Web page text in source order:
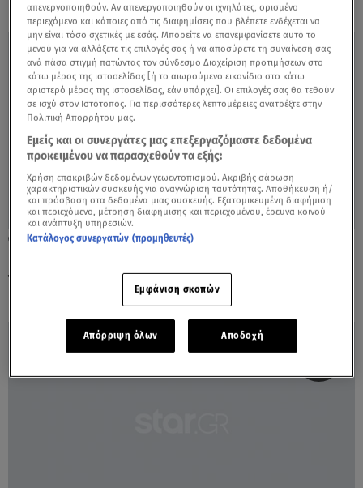
14.06.21, 07:26
του – «Δεν ξέρουμε γιατί κατέρρευσε»
απενεργοποιηθούν. Αν απενεργοποιηθούν οι ιχνηλάτες, ορισμένο
περιεχόμενο και κάποιες από τις διαφημίσεις που βλέπετε ενδέχεται να
μην είναι τόσο σχετικές με εσάς. Μπορείτε να επανεμφανίσετε αυτό το
μενού για να αλλάξετε τις επιλογές σας ή να αποσύρετε τη συναίνεσή σας
ανά πάσα στιγμή πατώντας τον σύνδεσμο Διαχείριση προτιμήσεων στο
κάτω μέρος της ιστοσελίδας [ή το αιωρούμενο εικονίδιο στο κάτω
αριστερό μέρος της ιστοσελίδας, εάν υπάρχει]. Οι επιλογές σας θα τεθούν
σε ισχύ στον Ιστότοπος. Για περισσότερες λεπτομέρειες ανατρέξτε στην
Πολιτική Απορρήτου μας.
Εμείς και οι συνεργάτες μας επεξεργαζόμαστε δεδομένα
προκειμένου να παρασχεθούν τα εξής:
Χρήση επακριβών δεδομένων γεωεντοπισμού. Ακριβής σάρωση
χαρακτηριστικών συσκευής για αναγνώριση ταυτότητας. Αποθήκευση ή/
και πρόσβαση στα δεδομένα μιας συσκευής. Εξατομικευμένη διαφήμιση
και περιεχόμενο, μέτρηση διαφήμισης και περιεχομένου, έρευνα κοινού
και ανάπτυξη υπηρεσιών.
Κατάλογος συνεργατών (προμηθευτές)
Εμφάνιση σκοπών
Απόρριψη όλων Αποδοχή